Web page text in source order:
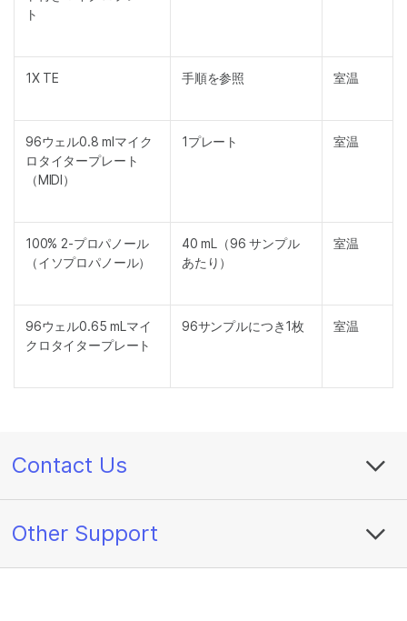
ト
1X TE 手順を参照 室温
96ウェル0.8 mlマイク
ロタイタープレート
（MIDI）
1プレート 室温
100% 2-プロパノール
（イソプロパノール）
40 mL（96 サンプル
あたり）
室温
96ウェル0.65 mLマイ
クロタイタープレート
96サンプルにつき1枚 室温
Contact Us
Other Support